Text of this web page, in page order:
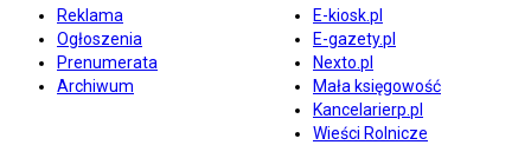
Reklama
Ogłoszenia
Prenumerata
Archiwum
E-kiosk.pl
E-gazety.pl
Nexto.pl
Mała księgowość
Kancelarierp.pl
Wieści Rolnicze